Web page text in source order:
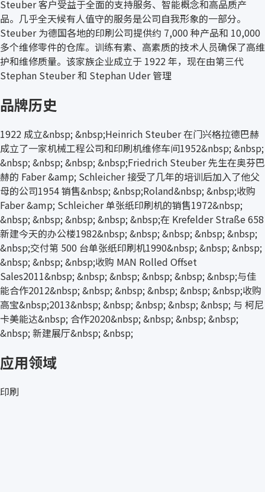
Steuber 客户受益于全面的支持服务、智能概念和高品质产
品。几乎全天候有人值守的服务是公司自我形象的一部分。
Steuber 为德国各地的印刷公司提供约 7,000 种产品和 10,000
多个维修零件的仓库。训练有素、高素质的技术人员确保了高维
护和维修质量。该家族企业成立于 1922 年，现在由第三代
Stephan Steuber 和 Stephan Uder 管理
品牌历史
1922 成立&nbsp; &nbsp;Heinrich Steuber 在门兴格拉德巴赫
成立了一家机械工程公司和印刷机维修车间1952&nbsp; &nbsp;
&nbsp; &nbsp; &nbsp; &nbsp;Friedrich Steuber 先生在奥芬巴
赫的 Faber &amp; Schleicher 接受了几年的培训后加入了他父
母的公司1954 销售&nbsp; &nbsp;Roland&nbsp; &nbsp;收购
Faber &amp; Schleicher 单张纸印刷机的销售1972&nbsp;
&nbsp; &nbsp; &nbsp; &nbsp; &nbsp;在 Krefelder Straße 658
新建今天的办公楼1982&nbsp; &nbsp; &nbsp; &nbsp; &nbsp;
&nbsp;交付第 500 台单张纸印刷机1990&nbsp; &nbsp; &nbsp;
&nbsp; &nbsp; &nbsp;收购 MAN Rolled Offset
Sales2011&nbsp; &nbsp; &nbsp; &nbsp; &nbsp; &nbsp;与佳
能合作2012&nbsp; &nbsp; &nbsp; &nbsp; &nbsp; &nbsp;收购
高宝&nbsp;2013&nbsp; &nbsp; &nbsp; &nbsp; &nbsp; 与 柯尼
卡美能达&nbsp; 合作2020&nbsp; &nbsp; &nbsp; &nbsp;
&nbsp; 新建展厅&nbsp; &nbsp;
应用领域
印刷